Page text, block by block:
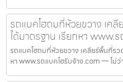
รถแบคโฮถมที่ห้วยขวาง เค
ได้มาตรฐาน เรียกหา www.
รถแบคโฮถมที่ห้วยขวาง เคลียร์พื้นที่รว
หา www.รถแบคโฮรับจ้าง.com — ไม่